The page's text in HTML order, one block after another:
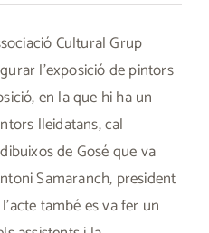
Cultural Grup
l’exposició de pintors
en la que hi ha un
lleidatans, cal
de Gosé que va
Samaranch, president
també es va fer un